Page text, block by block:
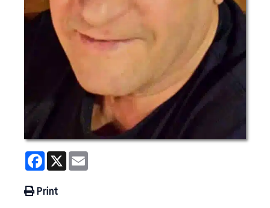
Facebook
X
Print